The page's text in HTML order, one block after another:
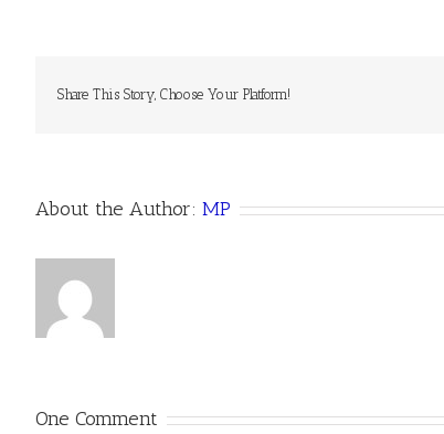
Share This Story, Choose Your Platform!
About the Author: MP
One Comment